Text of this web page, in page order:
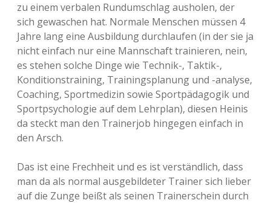
zu einem verbalen Rundumschlag ausholen, der
sich gewaschen hat. Normale Menschen müssen 4
Jahre lang eine Ausbildung durchlaufen (in der sie ja
nicht einfach nur eine Mannschaft trainieren, nein,
es stehen solche Dinge wie Technik-, Taktik-,
Konditionstraining, Trainingsplanung und -analyse,
Coaching, Sportmedizin sowie Sportpädagogik und
Sportpsychologie auf dem Lehrplan), diesen Heinis
da steckt man den Trainerjob hingegen einfach in
den Arsch.
Das ist eine Frechheit und es ist verständlich, dass
man da als normal ausgebildeter Trainer sich lieber
auf die Zunge beißt als seinen Trainerschein durch